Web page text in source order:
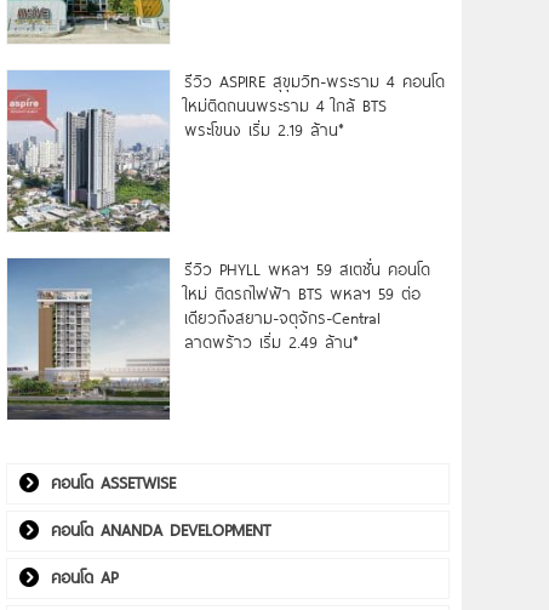
รีวิว ASPIRE สุขุมวิท-พระราม 4 คอนโด
ใหม่ติดถนนพระราม 4 ใกล้ BTS
พระโขนง เริ่ม 2.19 ล้าน*
รีวิว PHYLL พหลฯ 59 สเตชั่น คอนโด
ใหม่ ติดรถไฟฟ้า BTS พหลฯ 59 ต่อ
เดียวถึงสยาม-จตุจักร-Central
ลาดพร้าว เริ่ม 2.49 ล้าน*
คอนโด ASSETWISE
คอนโด ANANDA DEVELOPMENT
คอนโด AP